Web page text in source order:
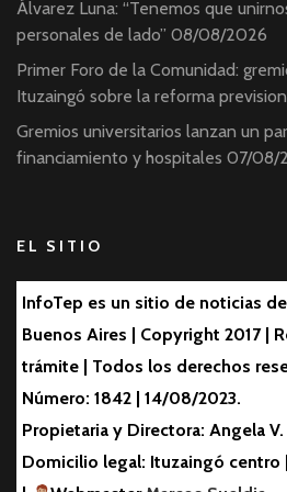
Álvarez Luna: “Tenemos que
personales de lado” 08/08/2026
Primer Foro de la Comunidad:
Ituzaingó sobre la reforma
Gremios universitarios lanzan un
financiamiento y hospitales 07/08/
EL SITIO
InfoTep es un sitio de noticias
Buenos Aires | Copyright 2017 |
trámite | Todos los derechos
Número: 1842 | 14/08/2023.
Propietaria y Directora: Angela V.
Domicilio legal: Ituzaingó centro |